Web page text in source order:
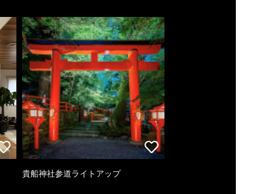
貴船神社参道ライトアップ